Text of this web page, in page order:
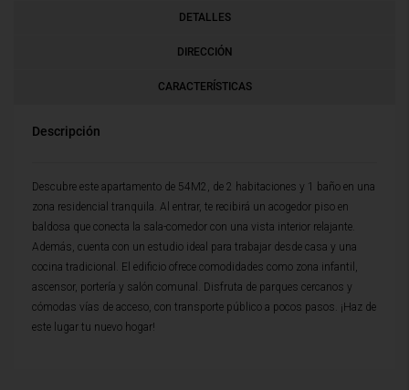
DETALLES
DIRECCIÓN
CARACTERÍSTICAS
Descripción
Descubre este apartamento de 54M2, de 2 habitaciones y 1 baño en una
zona residencial tranquila. Al entrar, te recibirá un acogedor piso en
baldosa que conecta la sala-comedor con una vista interior relajante.
Además, cuenta con un estudio ideal para trabajar desde casa y una
cocina tradicional. El edificio ofrece comodidades como zona infantil,
ascensor, portería y salón comunal. Disfruta de parques cercanos y
cómodas vías de acceso, con transporte público a pocos pasos. ¡Haz de
este lugar tu nuevo hogar!